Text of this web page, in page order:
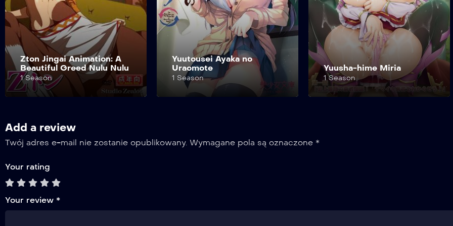
Yuutousei Ayaka no
Uraomote
1 Season
Yuusha-hime Miria
1 Season
Yuugao
1 Season
Add a review
Twój adres e-mail nie zostanie opublikowany. Wymagane pola są oznaczone *
Your rating
Your review *